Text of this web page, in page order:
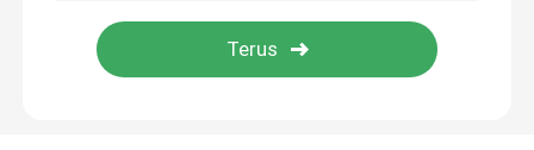
Bagian Kabin Ekskavator